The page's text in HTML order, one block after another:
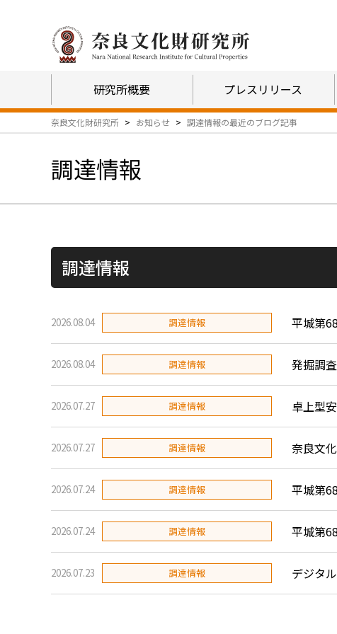
研究所概要 プレスリリース
奈良文化財研究所 > お知らせ > 調達情報の最近のブログ記事
調達情報
調達情報
2026.08.04 調達情報 平城第
2026.08.04 調達情報 発掘調
2026.07.27 調達情報 卓上型
2026.07.27 調達情報 奈良文
2026.07.24 調達情報 平城第
2026.07.24 調達情報 平城第
2026.07.23 調達情報 デジタ